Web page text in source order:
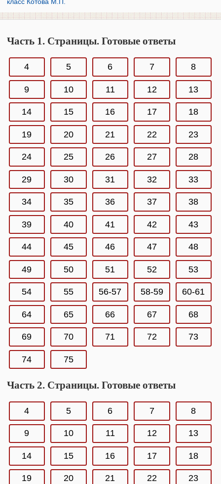
Часть 1. Страницы. Готовые ответы
4 5 6 7 8
9 10 11 12 13
14 15 16 17 18
19 20 21 22 23
24 25 26 27 28
29 30 31 32 33
34 35 36 37 38
39 40 41 42 43
44 45 46 47 48
49 50 51 52 53
54 55 56-57 58-59 60-61
64 65 66 67 68
69 70 71 72 73
74 75
Часть 2. Страницы. Готовые ответы
4 5 6 7 8
9 10 11 12 13
14 15 16 17 18
19 20 21 22 23